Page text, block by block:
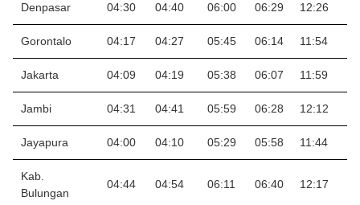
Denpasar 04:30 04:40 06:00 06:29 12:26
Gorontalo 04:17 04:27 05:45 06:14 11:54
Jakarta 04:09 04:19 05:38 06:07 11:59
Jambi 04:31 04:41 05:59 06:28 12:12
Jayapura 04:00 04:10 05:29 05:58 11:44
Kab.
Bulungan
04:44 04:54 06:11 06:40 12:17